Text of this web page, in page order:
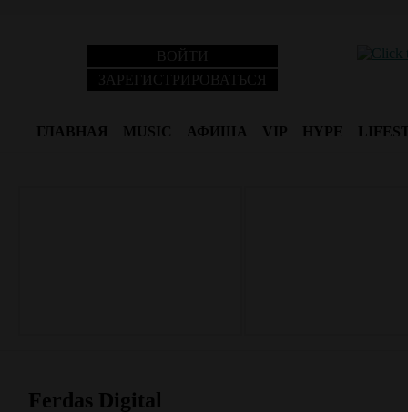
ВОЙТИ
ЗАРЕГИСТРИРОВАТЬСЯ
ГЛАВНАЯ MUSIC АФИША VIP HYPE
Ferdas Digital